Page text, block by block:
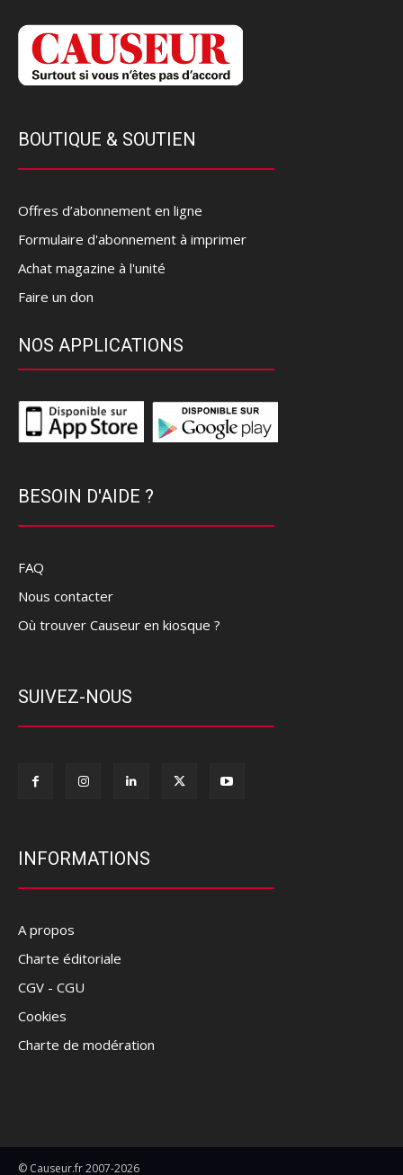
BOUTIQUE & SOUTIEN
Offres d’abonnement en ligne
Formulaire d'abonnement à imprimer
Achat magazine à l'unité
Faire un don
NOS APPLICATIONS
BESOIN D'AIDE ?
FAQ
Nous contacter
Où trouver Causeur en kiosque ?
SUIVEZ-NOUS
INFORMATIONS
A propos
Charte éditoriale
CGV - CGU
Cookies
Charte de modération
© Causeur.fr 2007-2026